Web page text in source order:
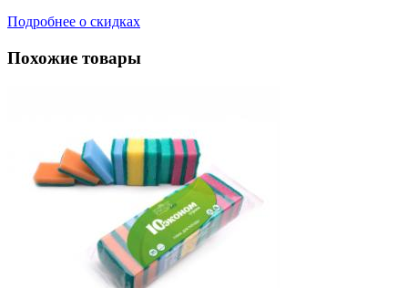
Подробнее о скидках
Похожие товары